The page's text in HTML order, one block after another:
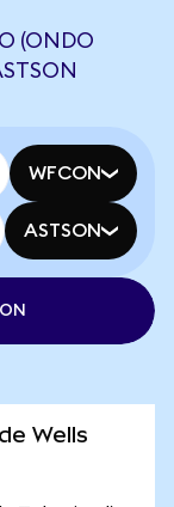
(ONDO
WFCON
ASTSON
Wells